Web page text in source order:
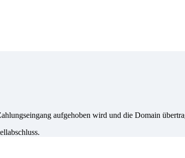
aufgehoben wird und die Domain